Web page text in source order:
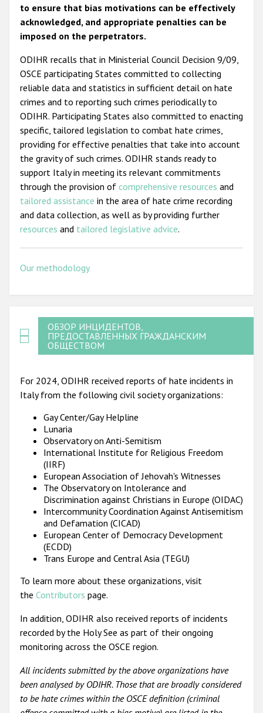
to ensure that bias motivations can be effectively
acknowledged, and appropriate penalties can be
imposed on the perpetrators.
ODIHR recalls that in Ministerial Council Decision 9/09,
OSCE participating States committed to collecting
reliable data and statistics in sufficient detail on hate
crimes and to reporting such crimes periodically to
ODIHR. Participating States also committed to enacting
specific, tailored legislation to combat hate crimes,
providing for effective penalties that take into account
the gravity of such crimes. ODIHR stands ready to
support Italy in meeting its relevant commitments
through the provision of comprehensive resources and
tailored assistance in the area of hate crime recording
and data collection, as well as by providing further
resources and tailored legislative advice.
Our methodology
ОБЗОР ИНЦИДЕНТОВ,
ПРЕДОСТАВЛЕННЫХ ГРАЖДАНСКИМ
ОБЩЕСТВОМ
For 2024, ODIHR received reports of hate incidents in
Italy from the following civil society organizations:
Gay Center/Gay Helpline
Lunaria
Observatory on Anti-Semitism
International Institute for Religious Freedom
(IIRF)
European Association of Jehovah's Witnesses
The Observatory on Intolerance and
Discrimination against Christians in Europe (OIDAC)
Intercommunity Coordination Against Antisemitism
and Defamation (CICAD)
European Center of Democracy Development
(ECDD)
Trans Europe and Central Asia (TEGU)
To learn more about these organizations, visit
the Contributors page.
In addition, ODIHR also received reports of incidents
recorded by the Holy See as part of their ongoing
monitoring across the OSCE region.
All incidents submitted by the above organizations have
been analysed by ODIHR. Those that are broadly considered
to be hate crimes within the OSCE definition (criminal